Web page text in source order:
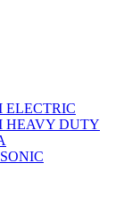
ELECTRIC
HEAVY DUTY